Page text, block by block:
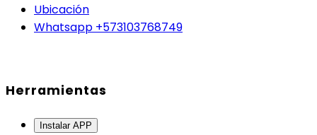
Ubicación
Whatsapp +573103768749
Herramientas
Instalar APP